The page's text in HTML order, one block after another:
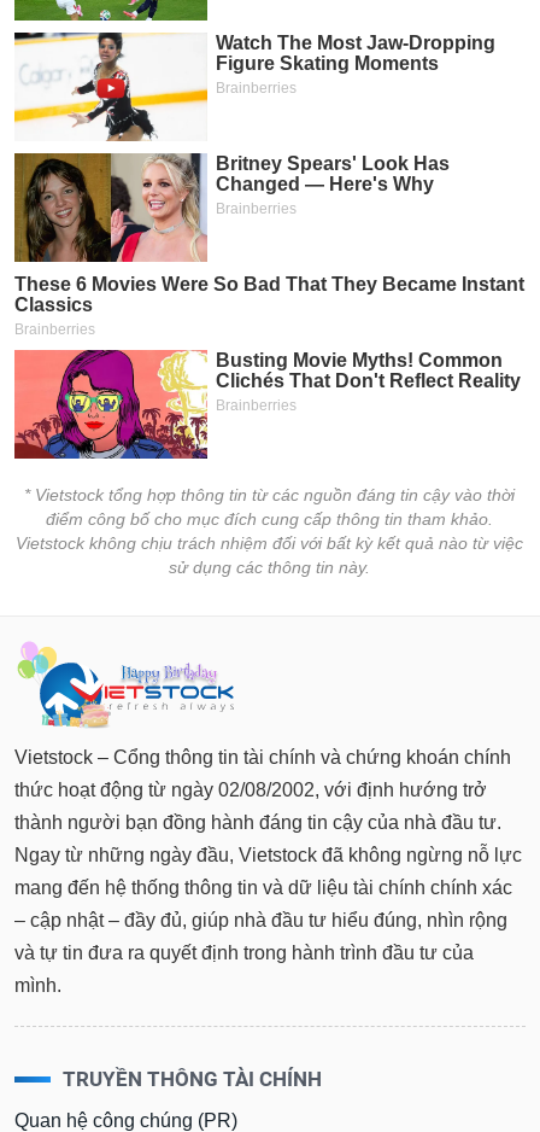
* Vietstock tổng hợp thông tin từ các nguồn đáng tin cậy vào thời
điểm công bố cho mục đích cung cấp thông tin tham khảo.
Vietstock không chịu trách nhiệm đối với bất kỳ kết quả nào từ việc
sử dụng các thông tin này.
Vietstock – Cổng thông tin tài chính và chứng khoán chính
thức hoạt động từ ngày 02/08/2002, với định hướng trở
thành người bạn đồng hành đáng tin cậy của nhà đầu tư.
Ngay từ những ngày đầu, Vietstock đã không ngừng nỗ lực
mang đến hệ thống thông tin và dữ liệu tài chính chính xác
– cập nhật – đầy đủ, giúp nhà đầu tư hiểu đúng, nhìn rộng
và tự tin đưa ra quyết định trong hành trình đầu tư của
mình.
TRUYỀN THÔNG TÀI CHÍNH
Quan hệ công chúng (PR)